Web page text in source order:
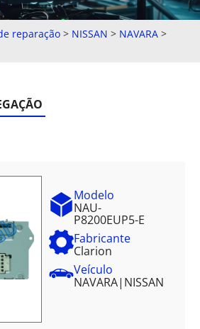
reparação > NISSAN > NAVARA >
Modelo
NAU-
P8200EUP5-E
Fabricante
Clarion
Veículo
NAVARA| NISSAN